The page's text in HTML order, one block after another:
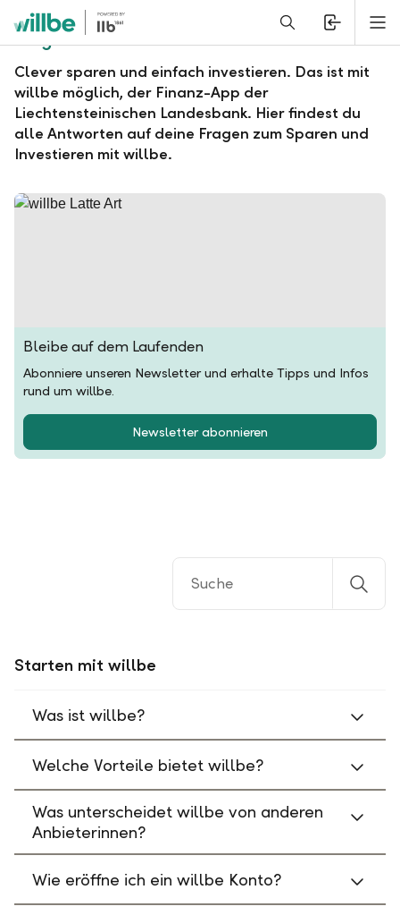
Alerts.Headline
Fragen und Antworten zu willbe
Clever sparen und einfach investieren. Das ist mit
willbe möglich, der Finanz-App der
Liechtensteinischen Landesbank. Hier findest du
alle Antworten auf deine Fragen zum Sparen und
Investieren mit willbe.
Bleibe auf dem Laufenden
Abonniere unseren Newsletter und erhalte Tipps und Infos
rund um willbe.
Newsletter abonnieren
Starten mit willbe
Was ist willbe?
Welche Vorteile bietet willbe?
Was unterscheidet willbe von anderen
Anbieterinnen?
Wie eröffne ich ein willbe Konto?